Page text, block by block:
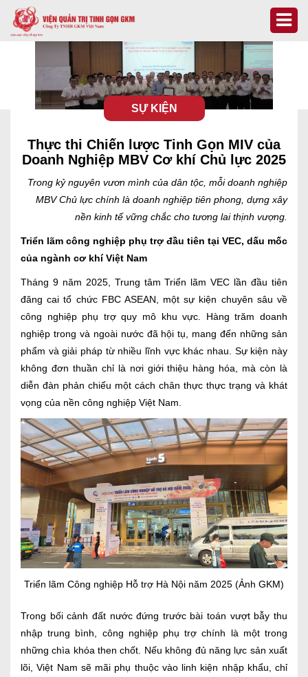
SỰ KIỆN
Thực thi Chiến lược Tinh Gọn MIV của
Doanh Nghiệp MBV Cơ khí Chủ lực 2025
Trong kỷ nguyên vươn mình của dân tộc, mỗi doanh nghiệp
MBV Chủ lực chính là doanh nghiệp tiên phong, dựng xây
nền kinh tế vững chắc cho tương lai thịnh vượng.
Triển lãm công nghiệp phụ trợ đầu tiên tại VEC, dấu mốc
của ngành cơ khí Việt Nam
Tháng 9 năm 2025, Trung tâm Triển lãm VEC lần đầu tiên
đăng cai tổ chức FBC ASEAN, một sự kiện chuyên sâu về
công nghiệp phụ trợ quy mô khu vực. Hàng trăm doanh
nghiệp trong và ngoài nước đã hội tụ, mang đến những sản
phẩm và giải pháp từ nhiều lĩnh vực khác nhau. Sự kiện này
không đơn thuần chỉ là nơi giới thiệu hàng hóa, mà còn là
diễn đàn phản chiếu một cách chân thực thực trạng và khát
vọng của nền công nghiệp Việt Nam.
Triển lãm Công nghiệp Hỗ trợ Hà Nội năm 2025 (Ảnh GKM)
Trong bối cảnh đất nước đứng trước bài toán vượt bẫy thu
nhập trung bình, công nghiệp phụ trợ chính là một trong
những chìa khóa then chốt. Nếu không đủ năng lực sản xuất
lõi, Việt Nam sẽ mãi phụ thuộc vào linh kiện nhập khẩu, chỉ